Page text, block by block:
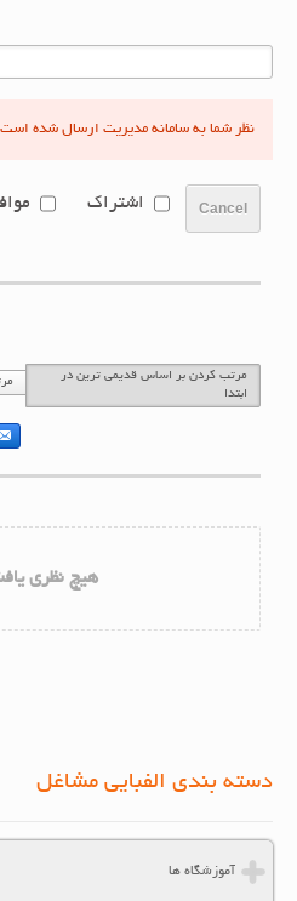
نظر شما به سامانه مدیریت ارسال شده است.
Cancel اشتراک موافقم
مرتب کردن بر اساس قدیمی ترین در
مرتب
هیچ نظری یافت
دسته بندی الفبایی مشاغل
آموزشگاه ها